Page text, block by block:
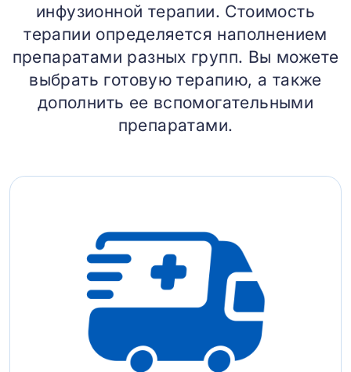
инфузионной терапии. Стоимость
терапии определяется наполнением
препаратами разных групп. Вы можете
выбрать готовую терапию, а также
дополнить ее вспомогательными
препаратами.